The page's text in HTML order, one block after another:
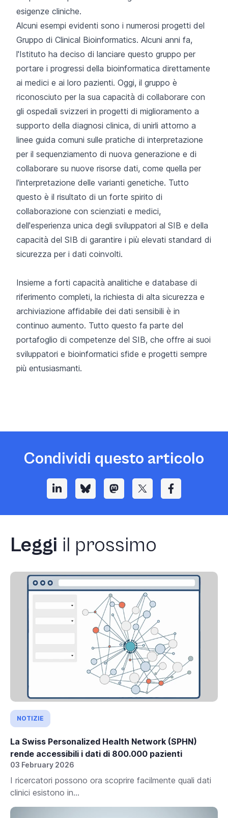
esigenze cliniche.
Alcuni esempi evidenti sono i numerosi progetti del
Gruppo di Clinical Bioinformatics. Alcuni anni fa,
l'Istituto ha deciso di lanciare questo gruppo per
portare i progressi della bioinformatica direttamente
ai medici e ai loro pazienti. Oggi, il gruppo è
riconosciuto per la sua capacità di collaborare con
gli ospedali svizzeri in progetti di miglioramento a
supporto della diagnosi clinica, di unirli attorno a
linee guida comuni sulle pratiche di interpretazione
per il sequenziamento di nuova generazione e di
collaborare su nuove risorse dati, come quella per
l'interpretazione delle varianti genetiche. Tutto
questo è il risultato di un forte spirito di
collaborazione con scienziati e medici,
dell'esperienza unica degli sviluppatori al SIB e della
capacità del SIB di garantire i più elevati standard di
sicurezza per i dati coinvolti.
Insieme a forti capacità analitiche e database di
riferimento completi, la richiesta di alta sicurezza e
archiviazione affidabile dei dati sensibili è in
continuo aumento. Tutto questo fa parte del
portafoglio di competenze del SIB, che offre ai suoi
sviluppatori e bioinformatici sfide e progetti sempre
più entusiasmanti.
Condividi questo articolo
Leggi il prossimo
NOTIZIE
La Swiss Personalized Health Network (SPHN)
rende accessibili i dati di 800.000 pazienti
03 February 2026
I ricercatori possono ora scoprire facilmente quali dati
clinici esistono in...